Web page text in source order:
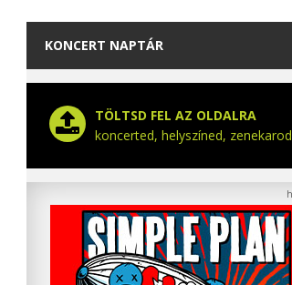
KONCERT NAPTÁR
TÖLTSD FEL AZ OLDALRA
koncerted, helyszíned, zenekarod